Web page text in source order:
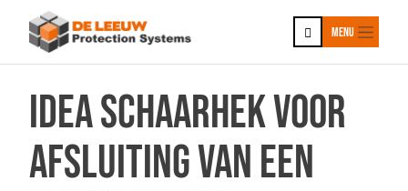
Menu
IDEA schaarhek voor
afsluiting van een